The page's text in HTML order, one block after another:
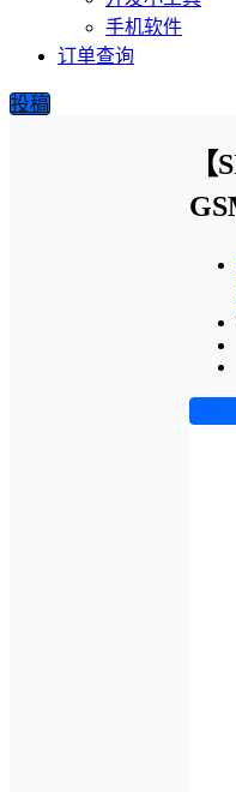
手机软件
订单查询
投稿